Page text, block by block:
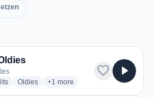
stations
radio stations
Oldiesradio stations
+1 more genres for San Antonio
more
favorite play_arrow